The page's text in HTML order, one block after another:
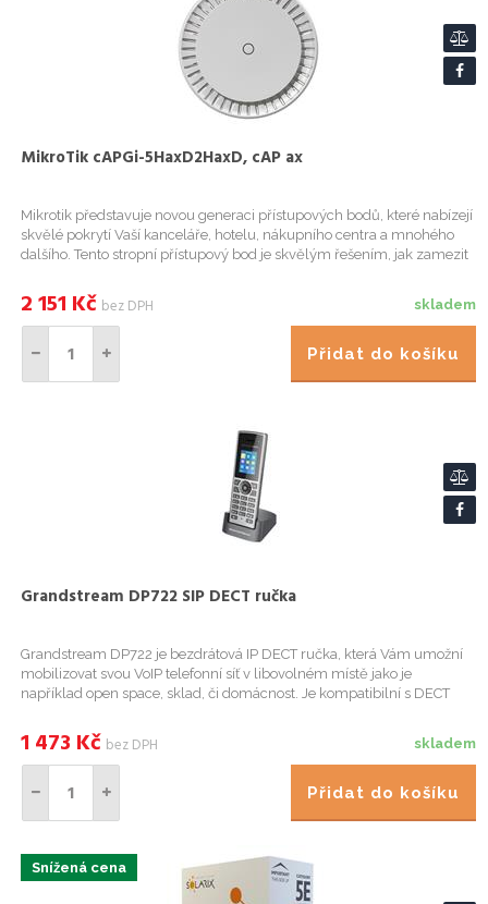
MikroTik cAPGi-5HaxD2HaxD, cAP ax
Mikrotik představuje novou generaci přístupových bodů, které nabízejí
skvělé pokrytí Vaší kanceláře, hotelu, nákupního centra a mnohého
dalšího. Tento stropní přístupový bod je skvělým řešením, jak zamezit
skladem
2 151 Kč bez DPH
Přidat do košíku
Grandstream DP722 SIP DECT ručka
Grandstream DP722 je bezdrátová IP DECT ručka, která Vám umožní
mobilizovat svou VoIP telefonní síť v libovolném místě jako je
například open space, sklad, či domácnost. Je kompatibilní s DECT
skladem
1 473 Kč bez DPH
Přidat do košíku
Snížená cena